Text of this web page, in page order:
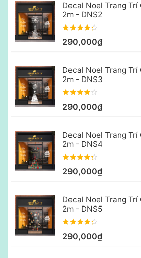
Decal Noel Trang
2m - DNS2
290,000₫
Decal Noel Trang
2m - DNS3
290,000₫
Decal Noel Trang
2m - DNS4
290,000₫
Decal Noel Trang
2m - DNS5
290,000₫